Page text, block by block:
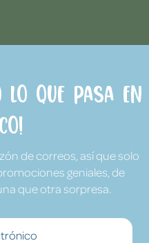
lo que pasa en
de correos, así que solo
geniales, de
que otra sorpresa.